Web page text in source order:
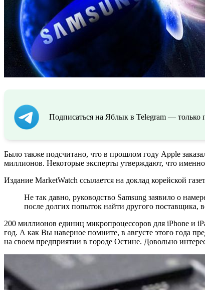
Подписаться на Яблык в Telegram — только
Было также подсчитано, что в прошлом году Apple
миллионов. Некоторые эксперты утверждают, что
Издание MarketWatch ссылается на доклад корейской
Не так давно, руководство Samsung заявило о
после долгих попыток найти другого поставщика,
200 миллионов единиц микропроцессоров для iPhone и
год. А как Вы наверное помните, в августе этого года
на своем предприятии в городе Остине. Довольно